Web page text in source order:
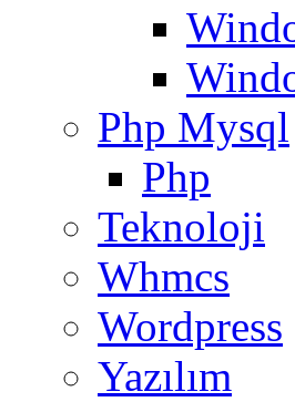
Php Mysql
Php
Teknoloji
Whmcs
Wordpress
Yazılım